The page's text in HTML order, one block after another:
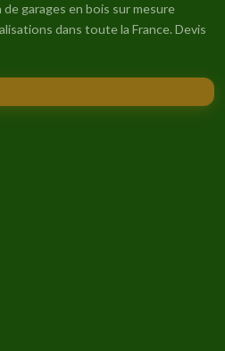
garages en bois sur mesure
dans toute la France. Devis